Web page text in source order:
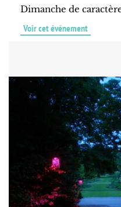
Dimanche de
Voir cet événement